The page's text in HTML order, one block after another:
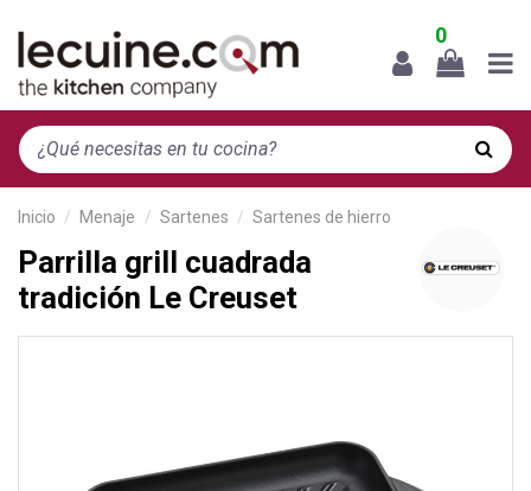
0
Inicio Menaje Sartenes Sartenes de hierro
Parrilla grill cuadrada
tradición Le Creuset